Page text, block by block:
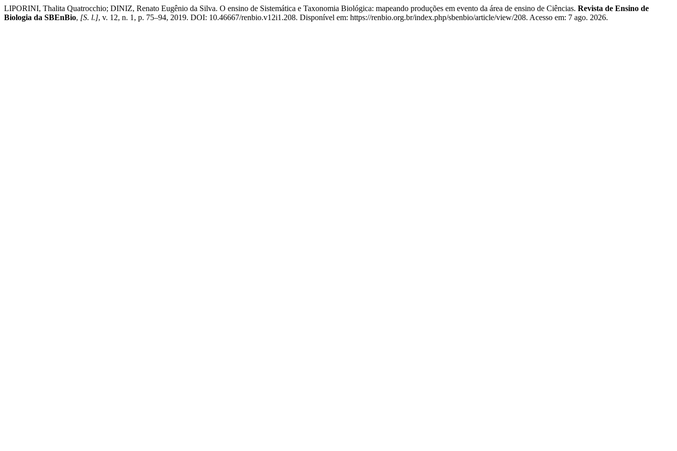
LIPORINI, Thalita Quatrocchio; DINIZ, Renato Eugênio da Silva. O ensino de Sistemática e Taxonomia Biológica: mapeando produções em evento da área de ensino de Ciências. Revista de Ensino de
Biologia da SBEnBio, [S. l.], v. 12, n. 1, p. 75–94, 2019. DOI: 10.46667/renbio.v12i1.208. Disponível em: https://renbio.org.br/index.php/sbenbio/article/view/208. Acesso em: 7 ago. 2026.